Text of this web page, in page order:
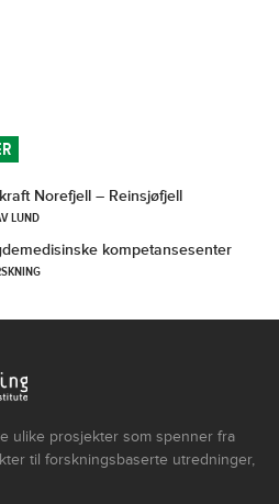
Norefjell – Reinsjøfjell
LUND
kompetansesenter
ulike prosjekter som spenner fra
til forskningsbaserte utredninger,